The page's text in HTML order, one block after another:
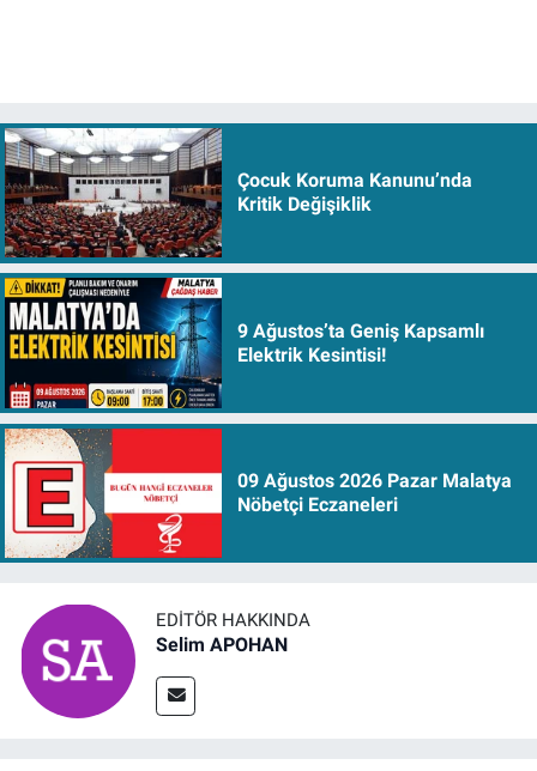
Çocuk Koruma Kanunu’nda
Kritik Değişiklik
9 Ağustos’ta Geniş Kapsamlı
Elektrik Kesintisi!
09 Ağustos 2026 Pazar Malatya
Nöbetçi Eczaneleri
EDITÖR HAKKINDA
Selim APOHAN